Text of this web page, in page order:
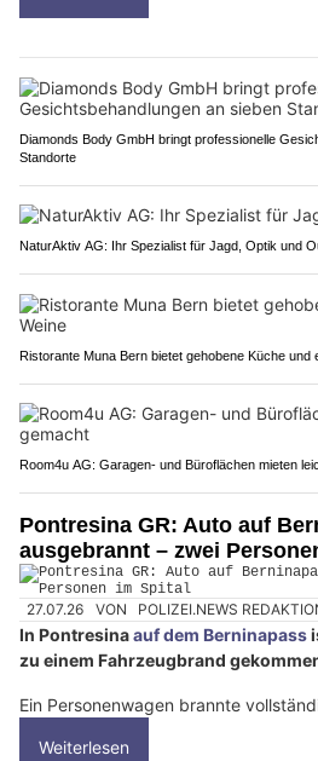
Diamonds Body GmbH bringt professionelle
Standorte
NaturAktiv AG: Ihr Spezialist für Jagd, Optik und
Ristorante Muna Bern bietet gehobene Küche und
Room4u AG: Garagen- und Büroflächen mieten
Pontresina GR: Auto auf
ausgebrannt – zwei
27.07.26 VON POLIZEI.NEWS
In Pontresinaauf dem Berninapass
zu einem Fahrzeugbrand
Ein Personenwagen brannte
Weiterlesen